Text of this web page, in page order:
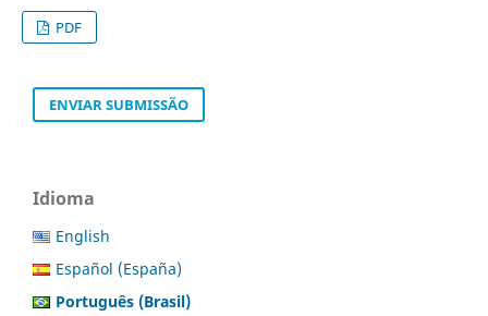
PDF
ENVIAR SUBMISSÃO
Idioma
English
Español (España)
Português (Brasil)